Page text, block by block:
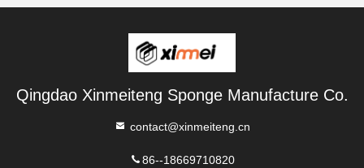
Qingdao Xinmeiteng Sponge Manufacture Co.
contact@xinmeiteng.cn
86--18669710820